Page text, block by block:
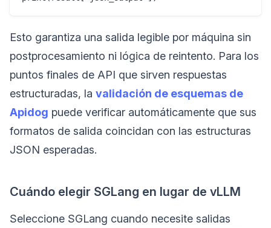
Esto garantiza una salida legible por máquina sin
postprocesamiento ni lógica de reintento. Para los
puntos finales de API que sirven respuestas
estructuradas, la validación de esquemas de
Apidog puede verificar automáticamente que sus
formatos de salida coincidan con las estructuras
JSON esperadas.
Cuándo elegir SGLang en lugar de vLLM
Seleccione SGLang cuando necesite salidas